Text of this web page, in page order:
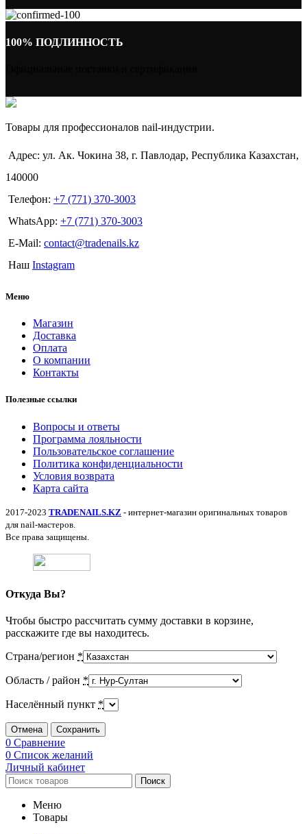
100% ПОДЛИННОСТЬ
Товары для профессионалов nail-индустрии.
Адрес: ул. Ак. Чокина 38, г. Павлодар, Республика Казахстан,
140000
Телефон: +7 (771) 370-3003
WhatsApp: +7 (771) 370-3003
E-Mail: contact@tradenails.kz
Наш Instagram
Меню
Магазин
Доставка
Оплата
О компании
Контакты
Полезные ссылки
Вопросы и ответы
Программа лояльности
Пользовательское соглашение
Политика конфиденциальности
Условия возврата
Карта сайта
2017-2023 TRADENAILS.KZ - интернет-магазин оригинальных товаров
для nail-мастеров.
Все права защищены.
Откуда Вы?
Чтобы быстро рассчитать сумму доставки в корзине,
расскажите где вы находитесь.
Страна/регион *
Область / район *
Населённый пункт *
Отмена Сохранить
0 Сравнение
0 Список желаний
Личный кабинет
Поиск
Меню
Товары